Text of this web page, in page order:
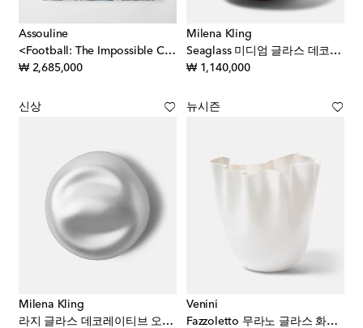
Assouline
<Football: The Impossible Collection> 아트북
₩ 2,685,000original price
Milena Kling
Seaglass 미디엄 글라스 데코레이티브 오브제
₩ 1,140,000original price
신상
Milena Kling
라지 글라스 데코레이티브 오브제
뉴시즌
Venini
Fazzoletto 무라노 글라스 화병 by Fulvio Bianconi & Paolo Venini